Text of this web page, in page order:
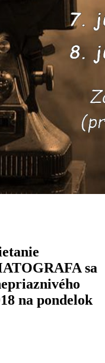
sa
na pondelok